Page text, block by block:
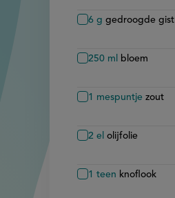
6 g gedroogde gist
250 ml bloem
1 mespuntje zout
2 el olijfolie
1 teen knoflook